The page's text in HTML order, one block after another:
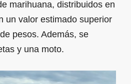
marihuana, distribuidos en
un valor estimado superior
pesos. Además, se
y una moto.